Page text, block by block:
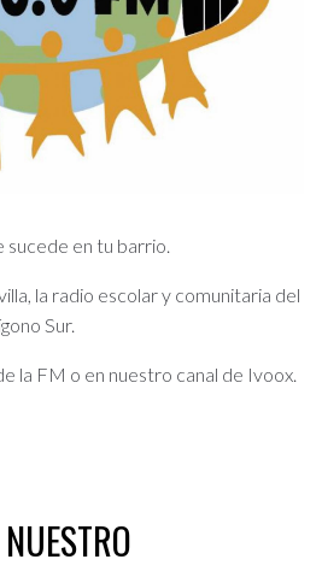
en tu barrio.
la radio escolar y comunitaria del
Sur.
la FM o en nuestro canal de Ivoox.